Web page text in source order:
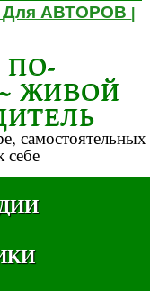
|Для АВТОРОВ
ЖИВОЙ
самостоятельных
себе